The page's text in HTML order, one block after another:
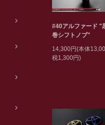
#40アルファード "
巻シフトノブ"
14,300円(本体
税1,300円)